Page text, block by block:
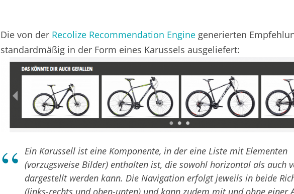
Die von der Recolize Recommendation Engine generierten
standardmäßig in der Form eines Karussels ausgeliefert:
Ein Karussell ist eine Komponente, in der eine Liste mit Elementen
(vorzugsweise Bilder) enthalten ist, die sowohl horizontal als auch
dargestellt werden kann. Die Navigation erfolgt jeweils in beide